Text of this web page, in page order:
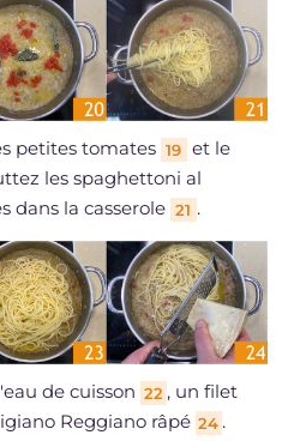
petites tomates 19 et le
les spaghettoni al
dans la casserole 21 .
de cuisson 22 , un filet
Reggiano râpé 24 .